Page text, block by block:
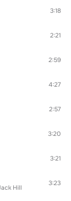
3:18
2:21
2:59
4:27
2:57
3:20
3:21
Hill
3:23